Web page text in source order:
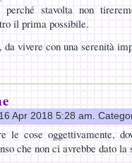
perché stavolta non
il prima possibile.
vivere con una serenità
Apr 2018 5:28 am.
le cose oggettivamente,
che non ci avrebbe dato la